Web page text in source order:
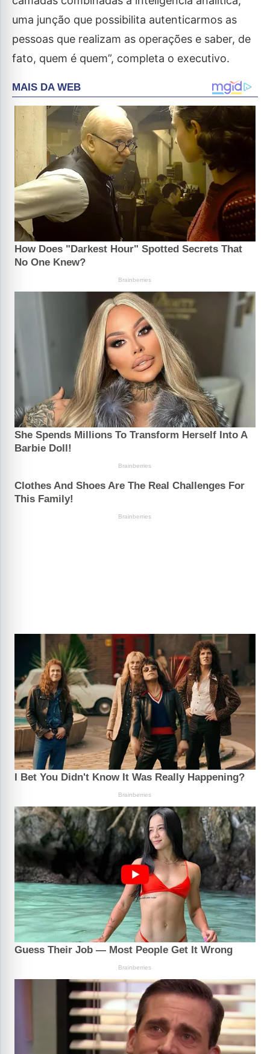
uma junção que possibilita autenticarmos as
pessoas que realizam as operações e saber, de
fato, quem é quem”, completa o executivo.